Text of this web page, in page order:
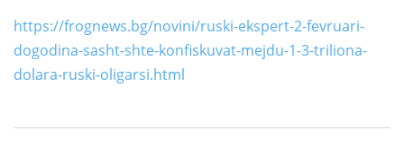
https://frognews.bg/novini/ruski-ekspert-2-fevruari-
dogodina-sasht-shte-konfiskuvat-mejdu-1-3-triliona-
dolara-ruski-oligarsi.html